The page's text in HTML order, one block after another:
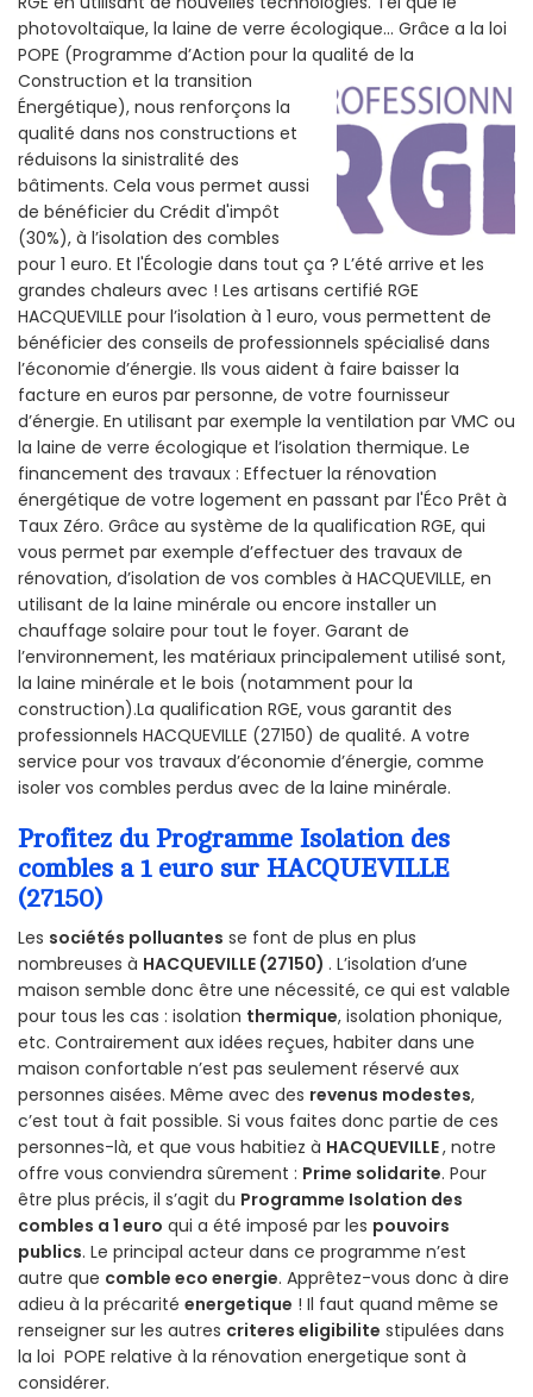
photovoltaïque, la laine de verre écologique... Grâce a la loi
POPE (Programme d’Action pour la qualité de la
Construction et la transition
Énergétique), nous renforçons la
qualité dans nos constructions et
réduisons la sinistralité des
bâtiments. Cela vous permet aussi
de bénéficier du Crédit d'impôt
(30%), à l’isolation des combles
pour 1 euro. Et l'Écologie dans tout ça ? L’été arrive et les
grandes chaleurs avec ! Les artisans certifié RGE
HACQUEVILLE pour l’isolation à 1 euro, vous permettent de
bénéficier des conseils de professionnels spécialisé dans
l’économie d’énergie. Ils vous aident à faire baisser la
facture en euros par personne, de votre fournisseur
d’énergie. En utilisant par exemple la ventilation par VMC ou
la laine de verre écologique et l’isolation thermique. Le
financement des travaux : Effectuer la rénovation
énergétique de votre logement en passant par l'Éco Prêt à
Taux Zéro. Grâce au système de la qualification RGE, qui
vous permet par exemple d’effectuer des travaux de
rénovation, d’isolation de vos combles à HACQUEVILLE, en
utilisant de la laine minérale ou encore installer un
chauffage solaire pour tout le foyer. Garant de
l’environnement, les matériaux principalement utilisé sont,
la laine minérale et le bois (notamment pour la
construction).La qualification RGE, vous garantit des
professionnels HACQUEVILLE (27150) de qualité. A votre
service pour vos travaux d’économie d’énergie, comme
isoler vos combles perdus avec de la laine minérale.
Profitez du Programme Isolation des
combles a 1 euro sur HACQUEVILLE
(27150)
Les sociétés polluantes se font de plus en plus
nombreuses à HACQUEVILLE (27150) . L’isolation d’une
maison semble donc être une nécessité, ce qui est valable
pour tous les cas : isolation thermique, isolation phonique,
etc. Contrairement aux idées reçues, habiter dans une
maison confortable n’est pas seulement réservé aux
personnes aisées. Même avec des revenus modestes,
c’est tout à fait possible. Si vous faites donc partie de ces
personnes-là, et que vous habitiez à HACQUEVILLE, notre
offre vous conviendra sûrement : Prime solidarite. Pour
être plus précis, il s’agit du Programme Isolation des
combles a 1 euro qui a été imposé par les pouvoirs
publics. Le principal acteur dans ce programme n’est
autre que comble eco energie. Apprêtez-vous donc à dire
adieu à la précarité energetique ! Il faut quand même se
renseigner sur les autres criteres eligibilite stipulées dans
la loi POPE relative à la rénovation energetique sont à
considérer.